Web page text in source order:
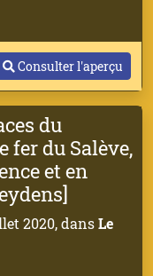
Consulter l'aperçu
du
fer du Salève,
et en
2020, dansLe